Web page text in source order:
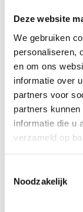
Deze website
We gebruiken
personaliseren,
en om ons
informatie over
partners voor
partners
informatie die u
verzameld op
Noodzakelijk